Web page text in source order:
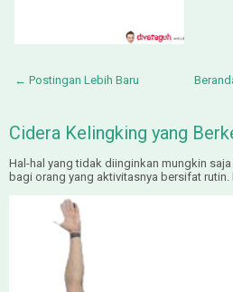
← Postingan Lebih Baru
Cidera Kelingking yang
Hal-hal yang tidak diinginkan mungkin
bagi orang yang aktivitasnya bersifat rutin.